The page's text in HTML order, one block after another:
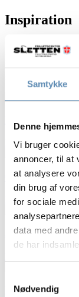
Samtykke
Denne
Vi bruger
annoncer, til at
at analysere
din brug af
for sociale
data med
de har
Nødvendig
Inspiration
Mangler du
på, hvordan du
I kommer sommer
Nem teltleje
Læs mere »
6 gode
Læs mere »
5 grunde til at
Bliv klar til